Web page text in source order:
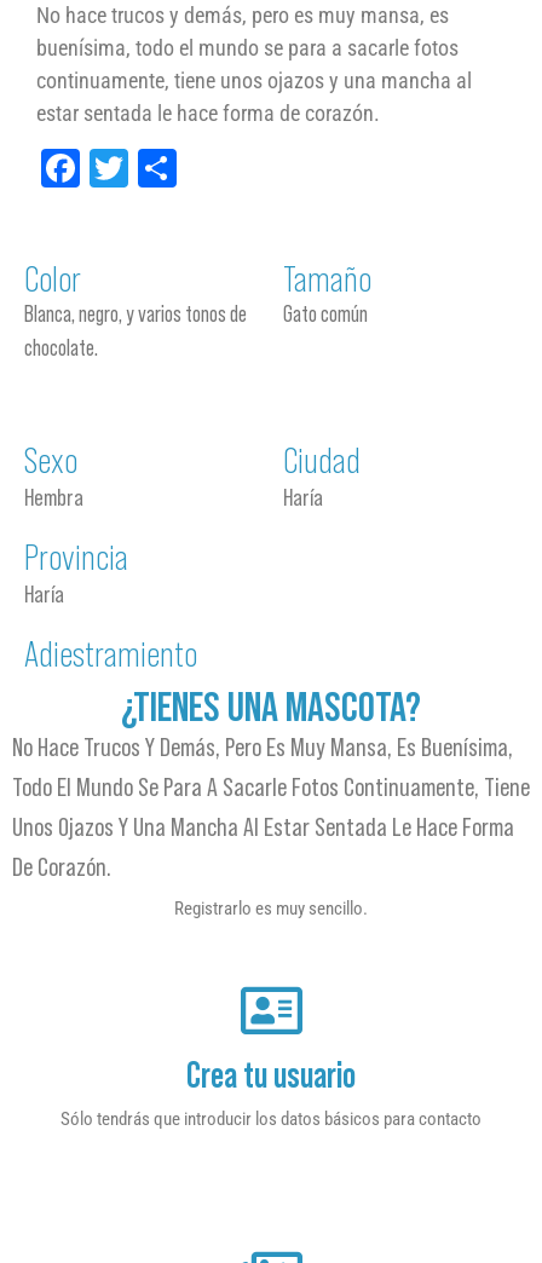
No hace trucos y demás, pero es muy mansa, es
buenísima, todo el mundo se para a sacarle fotos
continuamente, tiene unos ojazos y una mancha al
estar sentada le hace forma de corazón.
Facebook
Twitter
Color
Blanca, negro, y varios tonos de
chocolate.
Tamaño
Gato común
Sexo
Hembra
Ciudad
Haría
Provincia
Haría
Adiestramiento
¿TIENES UNA MASCOTA?
No Hace Trucos Y Demás, Pero Es Muy Mansa, Es Buenísima,
Todo El Mundo Se Para A Sacarle Fotos Continuamente, Tiene
Unos Ojazos Y Una Mancha Al Estar Sentada Le Hace Forma
De Corazón.
Registrarlo es muy sencillo.
Crea tu usuario
Sólo tendrás que introducir los datos básicos para contacto